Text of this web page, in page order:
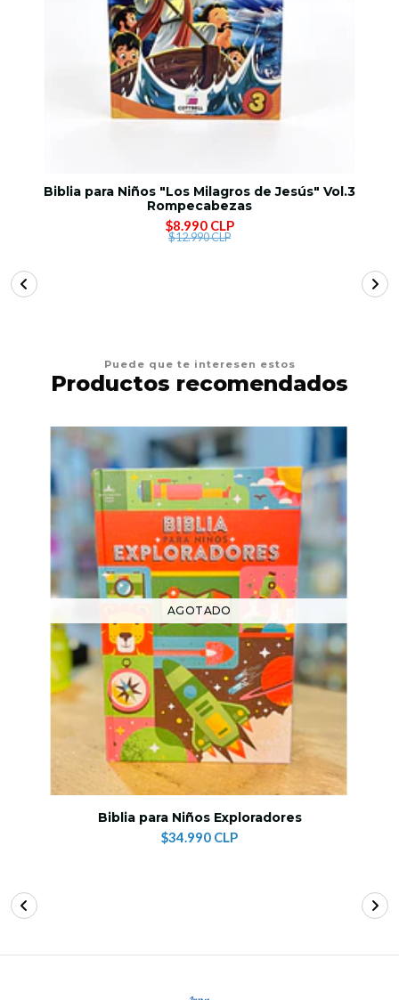
Biblia para Niños "Los Milagros de Jesús" Vol.3
Rompecabezas
$8.990 CLP
$12.990 CLP
Puede que te interesen estos
Productos recomendados
AGOTADO
Biblia para Niños Exploradores
$34.990 CLP